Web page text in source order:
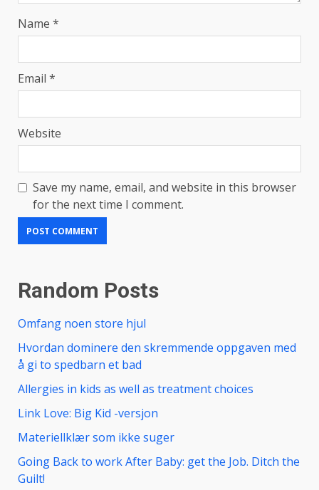
Name *
Email *
Website
Save my name, email, and website in this browser
for the next time I comment.
Random Posts
Omfang noen store hjul
Hvordan dominere den skremmende oppgaven med
å gi to spedbarn et bad
Allergies in kids as well as treatment choices
Link Love: Big Kid -versjon
Materiellklær som ikke suger
Going Back to work After Baby: get the Job. Ditch the
Guilt!